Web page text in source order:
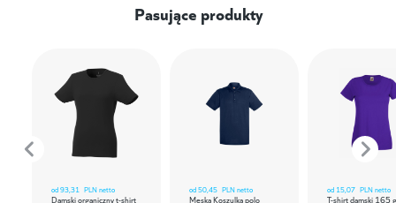
Pasujące produkty
od93,31 PLN netto
Damski organiczny t-shirt
od50,45 PLN netto
Męska Koszulka polo
od 15,07 PLN netto
T-shirt damski 165